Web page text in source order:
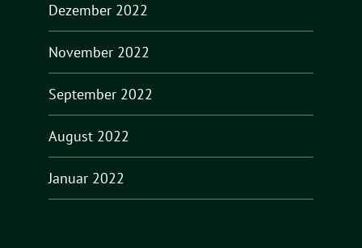
Dezember 2022
November 2022
September 2022
August 2022
Januar 2022